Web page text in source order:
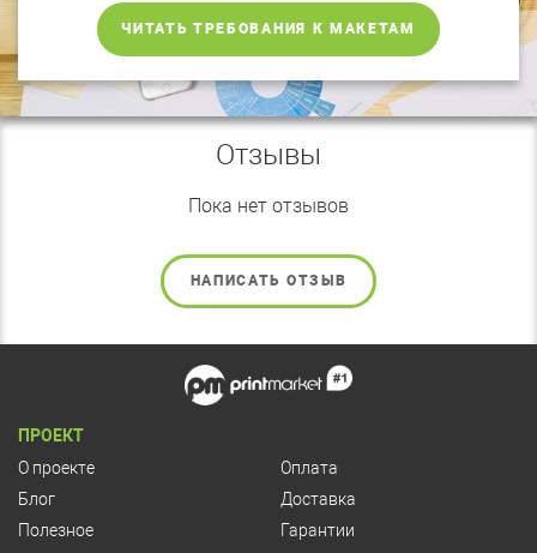
ЧИТАТЬ ТРЕБОВАНИЯ К МАКЕТАМ
Отзывы
Пока нет отзывов
НАПИСАТЬ ОТЗЫВ
ПРОЕКТ
О проекте
Блог
Полезное
Оплата
Доставка
Гарантии